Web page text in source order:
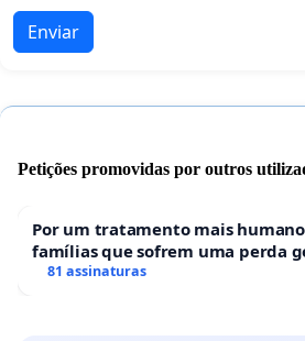
Enviar
Petições promovidas por outros
Por um tratamento mais
famílias que sofrem uma perda
hospitais portugueses
81 assinaturas